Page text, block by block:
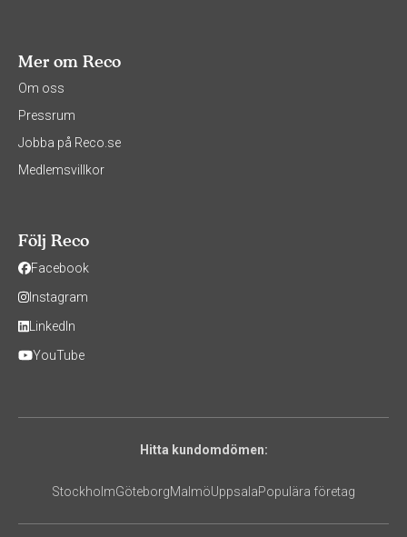
Mer om Reco
Om oss
Pressrum
Jobba på Reco.se
Medlemsvillkor
Följ Reco
Facebook
Instagram
LinkedIn
YouTube
Hitta kundomdömen:
StockholmGöteborgMalmöUppsalaPopulära företag